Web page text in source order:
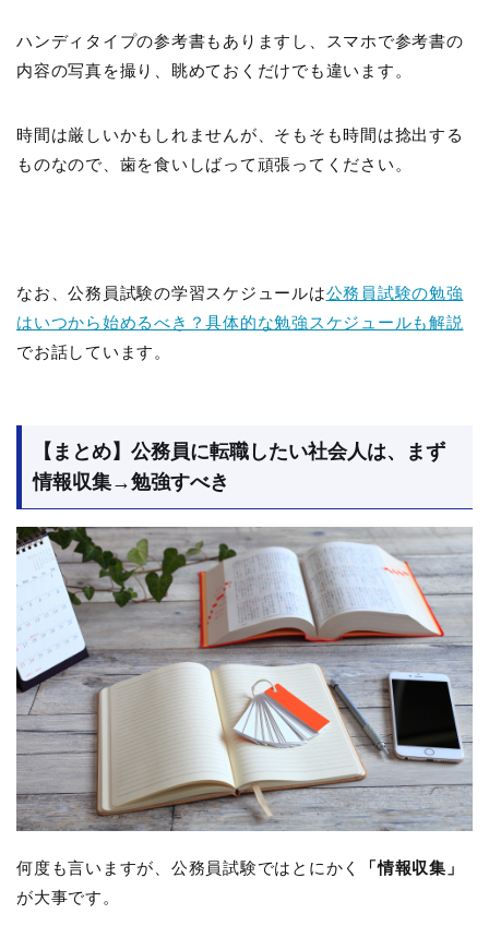
ハンディタイプの参考書もありますし、スマホで参考書の
内容の写真を撮り、眺めておくだけでも違います。
時間は厳しいかもしれませんが、そもそも時間は捻出する
ものなので、歯を食いしばって頑張ってください。
なお、公務員試験の学習スケジュールは公務員試験の勉強
はいつから始めるべき？具体的な勉強スケジュールも解説
でお話しています。
【まとめ】公務員に転職したい社会人は、まず
情報収集→勉強すべき
何度も言いますが、公務員試験ではとにかく
「情報収集」
が大事です。